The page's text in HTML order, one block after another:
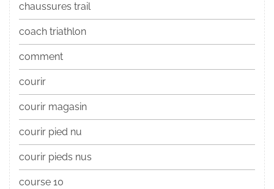
chaussures trail
coach triathlon
comment
courir
courir magasin
courir pied nu
courir pieds nus
course 10